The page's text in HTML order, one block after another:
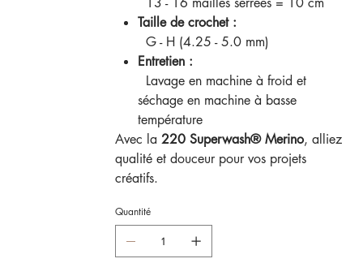
Taille de crochet :
G - H (4.25 - 5.0 mm)
Entretien :
Lavage en machine à froid et
séchage en machine à basse
température
Avec la 220 Superwash® Merino, alliez
qualité et douceur pour vos projets
créatifs.
Quantité